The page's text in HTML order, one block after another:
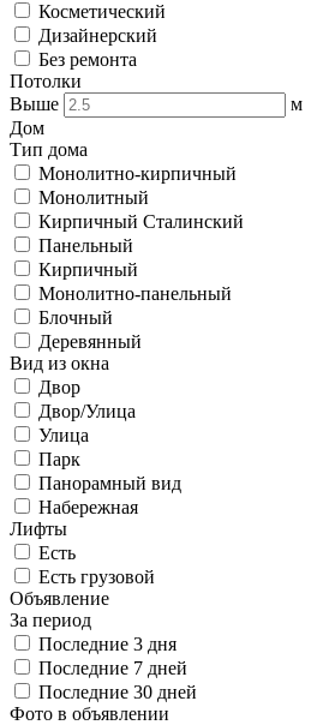
Косметический
Дизайнерский
Без ремонта
Потолки
Выше
м
Дом
Тип дома
Монолитно-кирпичный
Монолитный
Кирпичный Сталинский
Панельный
Кирпичный
Монолитно-панельный
Блочный
Деревянный
Вид из окна
Двор
Двор/Улица
Улица
Парк
Панорамный вид
Набережная
Лифты
Есть
Есть грузовой
Объявление
За период
Последние 3 дня
Последние 7 дней
Последние 30 дней
Фото в объявлении